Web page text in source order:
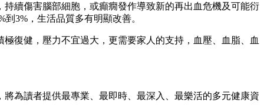
續傷害腦部細胞，或癲癇發作導致新的再出血危機及可能衍
3%，生活品質多有明顯改善。
復健，壓力不宜過大，更需要家人的支持，血壓、血脂、血
為讀者提供最專業、最即時、最深入、最樂活的多元健康資